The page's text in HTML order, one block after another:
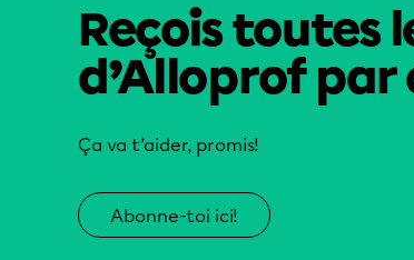
Reçois toutes
d’Alloprof par
Ça va t’aider, promis!
Abonne-toi ici!